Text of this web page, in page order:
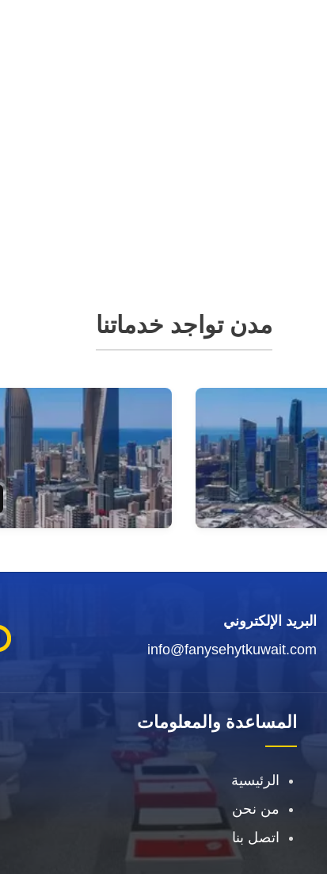
مدن تواجد خدماتنا
البريد الإلكتروني
info@fanysehytkuwait.com
المساعدة والمعلومات
الرئيسية
من نحن
اتصل بنا